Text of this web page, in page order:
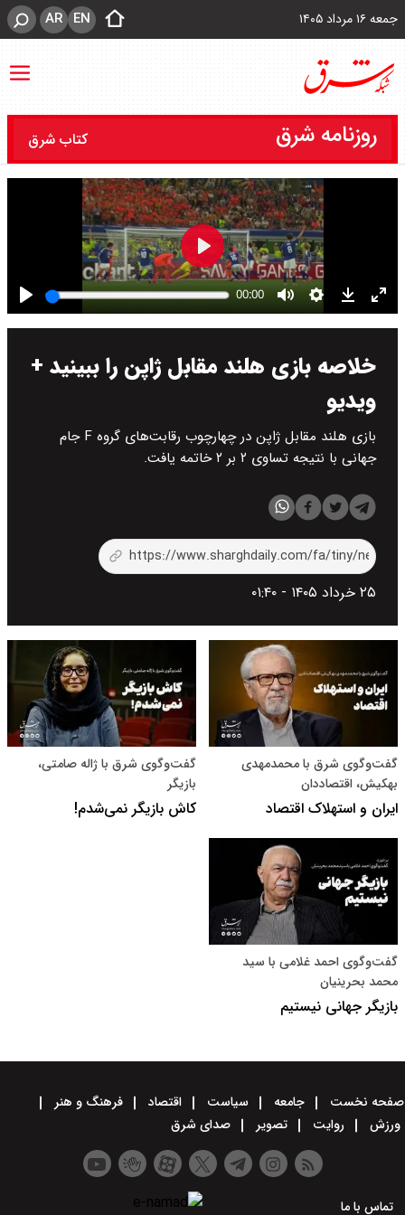
جمعه ۱۶ مرداد ۱۴۰۵ EN
AR
روزنامه شرق کتاب شرق
خلاصه بازی هلند مقابل ژاپن را ببینید +
ویدیو
بازی هلند مقابل ژاپن در چهارچوب رقابت‌های گروه F جام
جهانی با نتیجه تساوی ۲ بر ۲ خاتمه یافت.
۲۵ خرداد ۱۴۰۵ - ۰۱:۴۰
گفت‌و‌گوی شرق با محمدمهدی
بهکیش، اقتصاددان
ایران و استهلاک اقتصاد
گفت‌وگوی شرق با ژاله صامتی،
بازیگر
کاش بازیگر نمی‌شدم!
گفت‌وگوی احمد غلامی با سید
محمد بحرینیان
بازیگر جهانی نیستیم
صفحه نخست جامعه سیاست اقتصاد
فرهنگ و هنر
ورزش
روایت تصویر صدای شرق
تماس با ما